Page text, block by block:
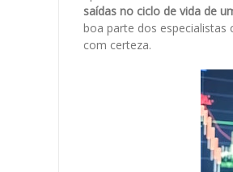
saídas no ciclo de vida de
boa parte dos especialistas
com certeza.